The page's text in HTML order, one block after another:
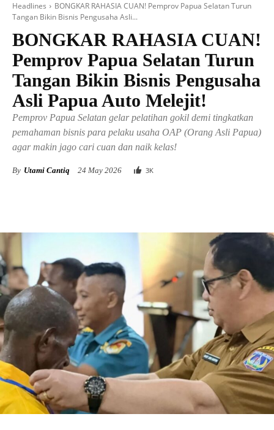
Headlines
BONGKAR RAHASIA CUAN! Pemprov Papua Selatan Turun
Tangan Bikin Bisnis Pengusaha Asli...
BONGKAR RAHASIA CUAN!
Pemprov Papua Selatan Turun
Tangan Bikin Bisnis Pengusaha
Asli Papua Auto Melejit!
Pemprov Papua Selatan gelar pelatihan gokil demi tingkatkan
pemahaman bisnis para pelaku usaha OAP (Orang Asli Papua)
agar makin jago cari cuan dan naik kelas!
By Utami Cantiq 24 May 2026 3K